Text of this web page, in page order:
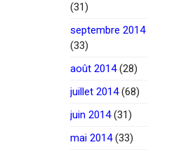
(31)
septembre 2014
(33)
août 2014(28)
juillet 2014(68)
juin 2014(31)
mai 2014(33)